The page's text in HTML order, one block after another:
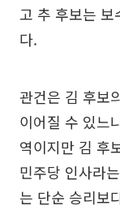
고 추 후보는 보
다.
관건은 김 후보
이어질 수 있느
역이지만 김 후
민주당 인사라
는 단순 승리보